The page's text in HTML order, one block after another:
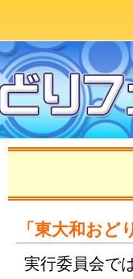
「東大和お
実行委員会で